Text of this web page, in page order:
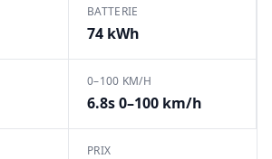
BATTERIE
74 kWh
0–100 KM/H
6.8s 0–100 km/h
PRIX